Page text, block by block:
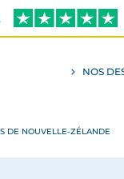
NOS
ALLER
DE NOUVELLE-ZÉLANDE